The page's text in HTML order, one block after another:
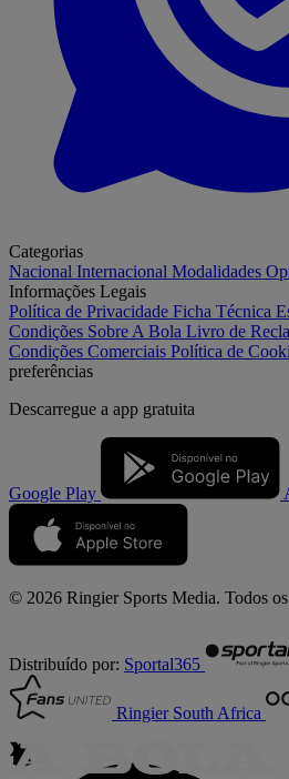
Categorias
Nacional Internacional Modalidades
Informações Legais
Política de Privacidade Ficha Técnica
Condições Sobre A Bola Livro de
Condições Comerciais Política de
preferências
Descarregue a app gratuita
Google Play
© 2026 Ringier Sports Media. Todos
Distribuído por: Sportal365
Ringier South Africa